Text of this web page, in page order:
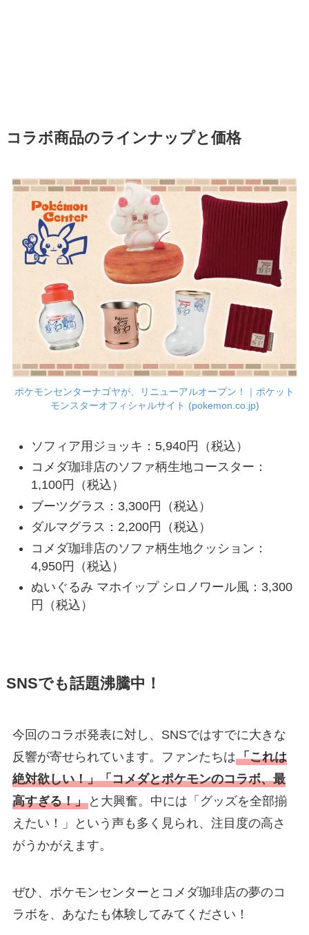
コラボ商品のラインナップと価格
ポケモンセンターナゴヤが、リニューアルオープン！｜ポケット
モンスターオフィシャルサイト (pokemon.co.jp)
ソフィア用ジョッキ：5,940円（税込）
コメダ珈琲店のソファ柄生地コースター：
1,100円（税込）
ブーツグラス：3,300円（税込）
ダルマグラス：2,200円（税込）
コメダ珈琲店のソファ柄生地クッション：
4,950円（税込）
ぬいぐるみ マホイップ シロノワール風：3,300
円（税込）
SNSでも話題沸騰中！
今回のコラボ発表に対し、SNSではすでに大きな
反響が寄せられています。ファンたちは「これは
絶対欲しい！」「コメダとポケモンのコラボ、最
高すぎる！」と大興奮。中には「グッズを全部揃
えたい！」という声も多く見られ、注目度の高さ
がうかがえます。
ぜひ、ポケモンセンターとコメダ珈琲店の夢のコ
ラボを、あなたも体験してみてください！